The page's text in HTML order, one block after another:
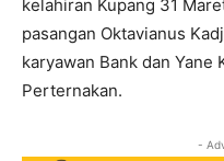
kelahiran Kupang 31
pasangan Oktavianus
karyawan Bank dan Yane
Perternakan.
-